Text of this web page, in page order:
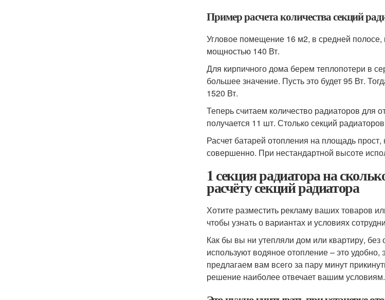
Пример расчета количества секций
Угловое помещение 16 м2, в средней
мощностью 140 Вт.
Для кирпичного дома берем теплопотери в
большее значение. Пусть это будет 95 Вт.
1520 Вт.
Теперь считаем количество радиаторов для
получается 11 шт. Столько секций
Расчет батарей отопления на площадь
совершенно. При нестандартной высоте
1 секция радиатора на
расчёту секций радиатора
Хотите разместить рекламу ваших товаров
чтобы узнать о вариантах и условиях
Как бы вы ни утепляли дом или квартиру,
используют водяное отопление – это
предлагаем вам всего за пару минут
решение наиболее отвечает вашим условиям.